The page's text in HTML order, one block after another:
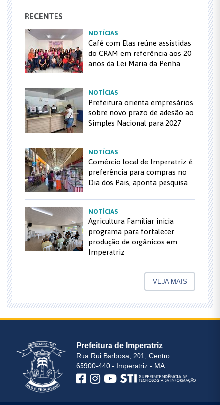
RECENTES
NOTÍCIAS
Café com Elas reúne assistidas
do CRAM em referência aos 20
anos da Lei Maria da Penha
NOTÍCIAS
Prefeitura orienta empresários
sobre novo prazo de adesão ao
Simples Nacional para 2027
NOTÍCIAS
Comércio local de Imperatriz é
preferência para compras no
Dia dos Pais, aponta pesquisa
NOTÍCIAS
Agricultura Familiar inicia
programa para fortalecer
produção de orgânicos em
Imperatriz
VEJA MAIS
Prefeitura de Imperatriz
Rua Rui Barbosa, 201, Centro
65900-440 - Imperatriz - MA